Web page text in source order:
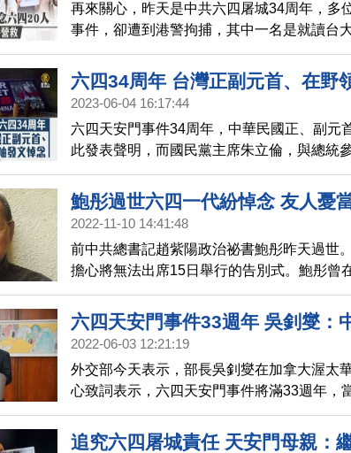
再來關心，昨天是中共六四屠城34周年，多
事件，卻遭到港警拘捕，其中一名是就讀台
台大研究生學會4日傍晚召開記者會，關注
正積極與相關單位聯繫中，希望各界能給予
抓捕20位紀念六四的民眾。
六四34周年 台灣正副元首、在野
2023-06-04 16:17:44
六四天安門事件34周年，中華民國正、副元
此發表聲明，而國民黨主席朱立倫，與總統
過臉書紀念六四事件。民眾黨主席柯文哲發
間流逝而消退，只會逐年強化」，台灣要成
口，但他也認為，不能只是對抗，而要有對
鮑彤過世六四一代紛悼念 友人憂
2022-11-10 14:41:48
前中共總書記趙紫陽政治祕書鮑彤昨天過世
擔心將無法出席15日舉行的告別式。鮑彤曾
武力鎮壓並被逮捕，「六四一代」如今紛紛
六四天安門事件33週年 吳釗燮：
2022-06-03 12:21:19
外交部今天表示，部長吳釗燮在加拿大渥太
心致詞表示，六四天安門事件將滿33週年，
權，如今變本加厲，中俄不僅沆瀣一氣更在
安全。
追究六四屠城責任 天安門母親：